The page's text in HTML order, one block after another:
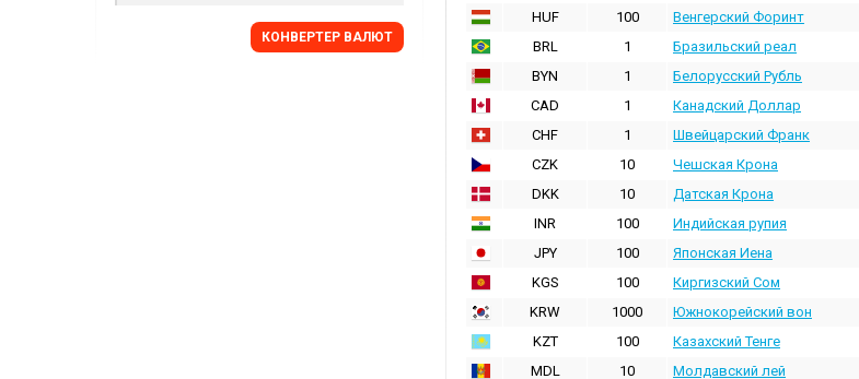
HUF
100 Венгерский Форинт
BRL
1 Бразильский реал
BYN
1 Белорусский Рубль
CAD
1 Канадский Доллар
CHF
1 Швейцарский Франк
CZK
10 Чешская Крона
DKK
10 Датская Крона
INR
100 Индийская pупия
JPY
100 Японская Иена
KGS
100 Киргизский Сом
KRW
1000 Южнокорейский вон
KZT
100 Казахский Тенге
MDL
10 Молдавский лей
КОНВЕРТЕР ВАЛЮТ